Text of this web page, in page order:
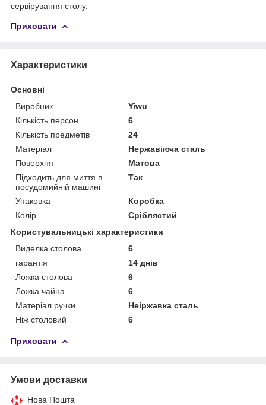
сервірування столу.
Приховати
Характеристики
Основні
Виробник
Yiwu
Кількість персон
6
Кількість предметів
24
Матеріал
Нержавіюча сталь
Поверхня
Матова
Підходить для миття в
посудомийній машині
Так
Упаковка
Коробка
Колір
Сріблястий
Користувальницькі характеристики
Виделка столова
6
гарантія
14 днів
Ложка столова
6
Ложка чайна
6
Матеріал ручки
Неіржавка сталь
Ніж столовий
6
Приховати
Умови доставки
Нова Пошта